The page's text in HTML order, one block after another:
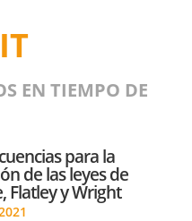
EN TIEMPO DE
para la
de las leyes de
Flatley y Wright